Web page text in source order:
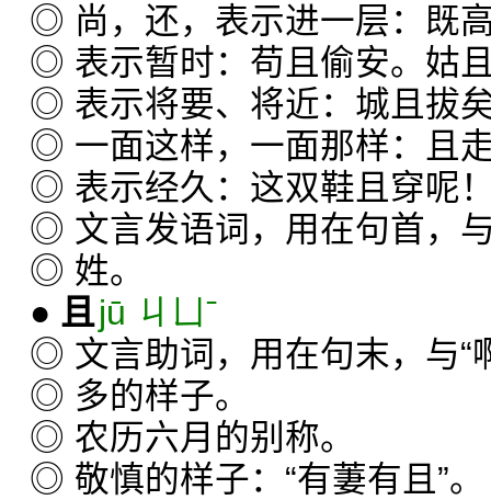
◎ 尚，还，表示进一层：既
◎ 表示暂时：苟且偷安。姑
◎ 表示将要、将近：城且拔
◎ 一面这样，一面那样：且
◎ 表示经久：这双鞋且穿呢
◎ 文言发语词，用在句首，
◎ 姓。
● 且jū ㄐㄩˉ
◎ 文言助词，用在句末，与“
◎ 多的样子。
◎ 农历六月的别称。
◎ 敬慎的样子：“有萋有且”。